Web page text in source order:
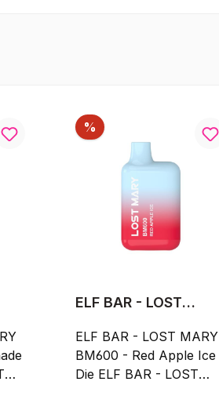
% Rabatt
ELF BAR - LOST
Apple Ice
ELF BAR - LOST MARY
BM600 - Red Apple Ice
Die ELF BAR - LOST